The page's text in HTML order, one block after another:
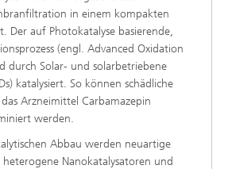
in einem kompakten
Der auf Photokatalyse basierende,
(engl. Advanced Oxidation
durch Solar- und solarbetriebene
katalysiert. So können schädliche
Arzneimittel Carbamazepin
werden.
Abbau werden neuartige
Nanokatalysatoren und